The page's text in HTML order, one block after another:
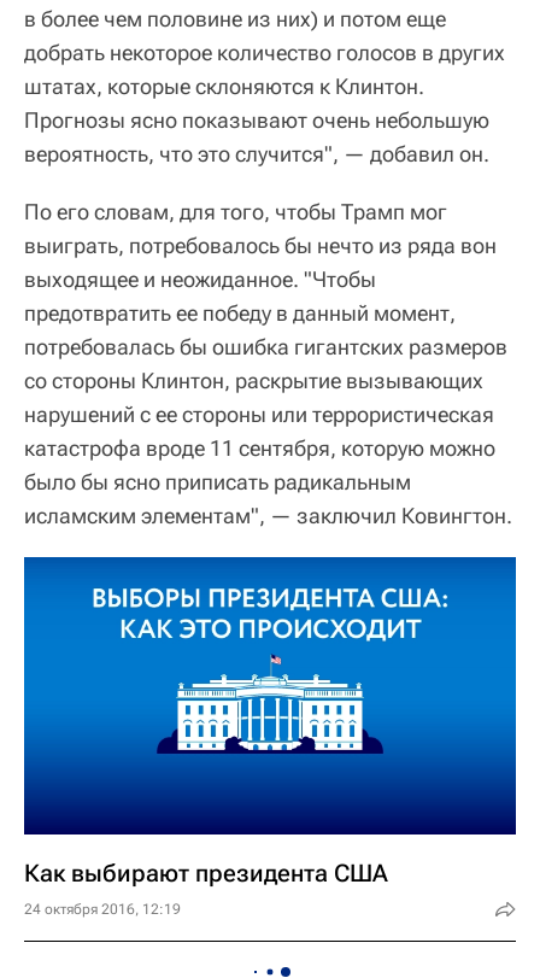
в более чем половине из них) и потом еще
добрать некоторое количество голосов в других
штатах, которые склоняются к Клинтон.
Прогнозы ясно показывают очень небольшую
вероятность, что это случится", — добавил он.
По его словам, для того, чтобы Трамп мог
выиграть, потребовалось бы нечто из ряда вон
выходящее и неожиданное. "Чтобы
предотвратить ее победу в данный момент,
потребовалась бы ошибка гигантских размеров
со стороны Клинтон, раскрытие вызывающих
нарушений с ее стороны или террористическая
катастрофа вроде 11 сентября, которую можно
было бы ясно приписать радикальным
исламским элементам", — заключил Ковингтон.
Как выбирают президента США
24 октября 2016, 12:19